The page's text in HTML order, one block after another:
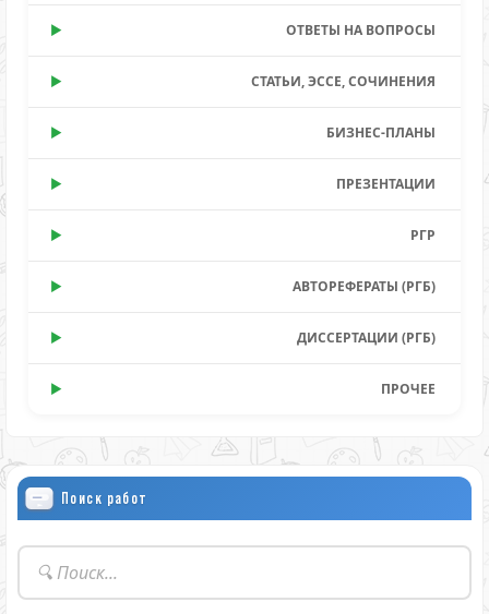
ОТВЕТЫ НА ВОПРОСЫ
СТАТЬИ, ЭССЕ, СОЧИНЕНИЯ
БИЗНЕС-ПЛАНЫ
ПРЕЗЕНТАЦИИ
РГР
АВТОРЕФЕРАТЫ (РГБ)
ДИССЕРТАЦИИ (РГБ)
ПРОЧЕЕ
Поиск работ